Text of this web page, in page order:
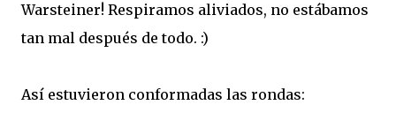
Warsteiner! Respiramos aliviados, no estábamos
tan mal después de todo. :)
Así estuvieron conformadas las rondas: